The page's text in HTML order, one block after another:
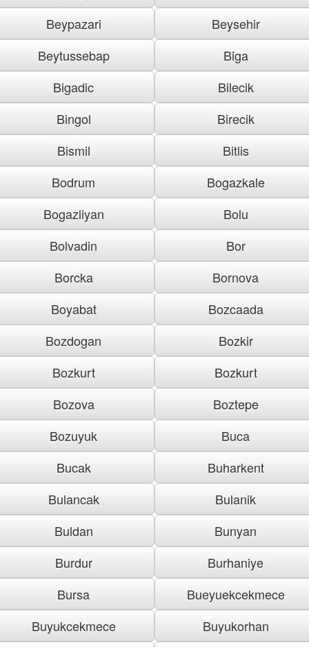
Beypazari
Beysehir
Beytussebap
Biga
Bigadic
Bilecik
Bingol
Birecik
Bismil
Bitlis
Bodrum
Bogazkale
Bogazliyan
Bolu
Bolvadin
Bor
Borcka
Bornova
Boyabat
Bozcaada
Bozdogan
Bozkir
Bozkurt
Bozkurt
Bozova
Boztepe
Bozuyuk
Buca
Bucak
Buharkent
Bulancak
Bulanik
Buldan
Bunyan
Burdur
Burhaniye
Bursa
Bueyuekcekmece
Buyukcekmece
Buyukorhan